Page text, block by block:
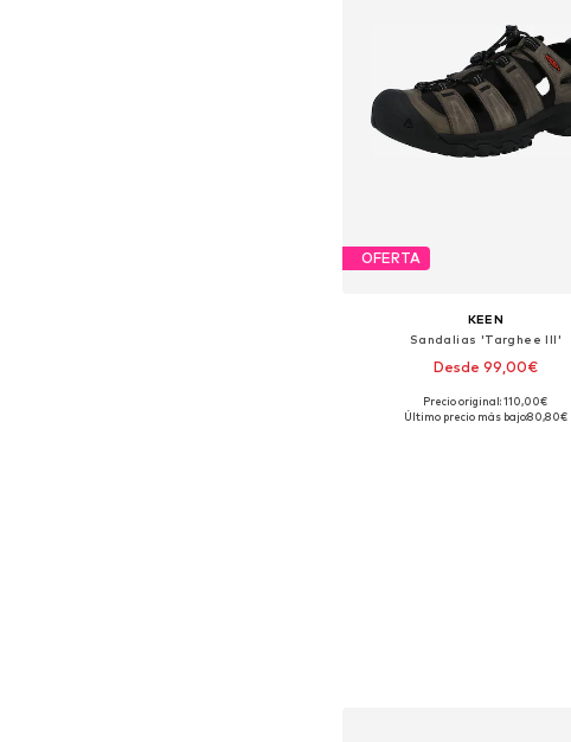
OFERTA
KEEN
Sandalias 'Targhee III'
Desde 99,00€
Precio original: 110,00€
Último precio más bajo:80,80€